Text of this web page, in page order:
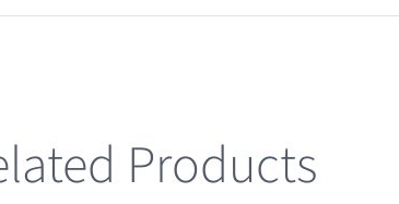
Products